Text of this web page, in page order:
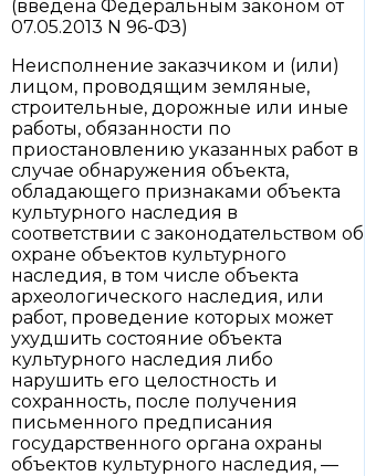
(введена Федеральным законом от
07.05.2013 N 96-ФЗ)
Неисполнение заказчиком и (или)
лицом, проводящим земляные,
строительные, дорожные или иные
работы, обязанности по
приостановлению указанных работ в
случае обнаружения объекта,
обладающего признаками объекта
культурного наследия в
соответствии с законодательством об
охране объектов культурного
наследия, в том числе объекта
археологического наследия, или
работ, проведение которых может
ухудшить состояние объекта
культурного наследия либо
нарушить его целостность и
сохранность, после получения
письменного предписания
государственного органа охраны
объектов культурного наследия, —